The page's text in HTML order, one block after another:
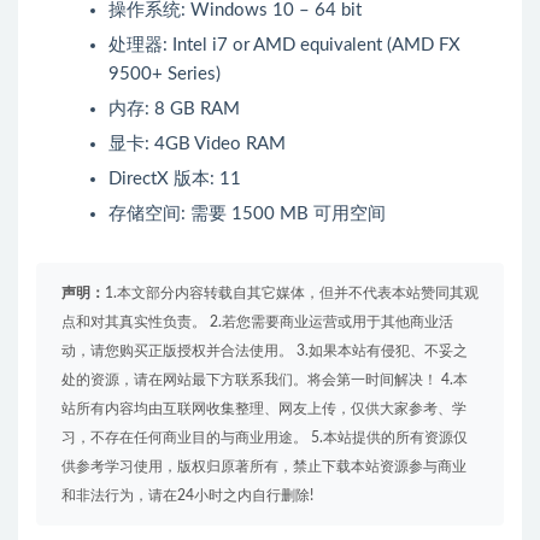
操作系统: Windows 10 – 64 bit
处理器: Intel i7 or AMD equivalent (AMD FX
9500+ Series)
内存: 8 GB RAM
显卡: 4GB Video RAM
DirectX 版本: 11
存储空间: 需要 1500 MB 可用空间
声明： 1.本文部分内容转载自其它媒体，但并不代表本站赞同其观
点和对其真实性负责。 2.若您需要商业运营或用于其他商业活
动，请您购买正版授权并合法使用。 3.如果本站有侵犯、不妥之
处的资源，请在网站最下方联系我们。将会第一时间解决！ 4.本
站所有内容均由互联网收集整理、网友上传，仅供大家参考、学
习，不存在任何商业目的与商业用途。 5.本站提供的所有资源仅
供参考学习使用，版权归原著所有，禁止下载本站资源参与商业
和非法行为，请在24小时之内自行删除!